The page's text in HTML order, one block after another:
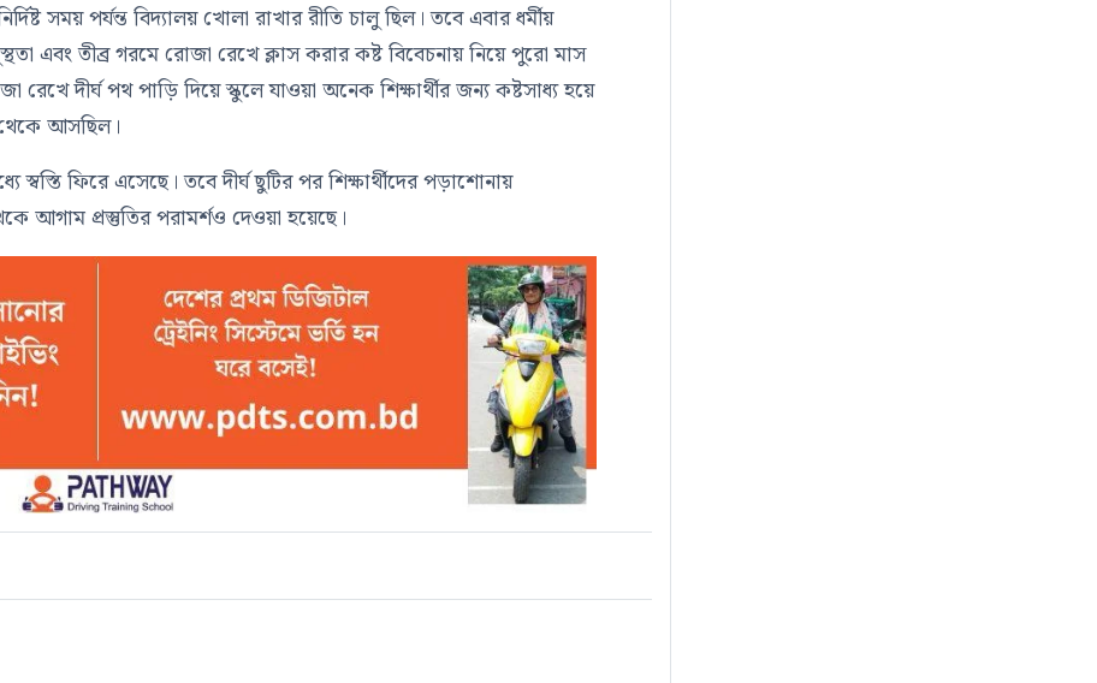
সময় পর্যন্ত বিদ্যালয় খোলা রাখার রীতি চালু ছিল। তবে এবার ধর্মীয়
এবং তীব্র গরমে রোজা রেখে ক্লাস করার কষ্ট বিবেচনায় নিয়ে পুরো মাস
রেখে দীর্ঘ পথ পাড়ি দিয়ে স্কুলে যাওয়া অনেক শিক্ষার্থীর জন্য কষ্টসাধ্য হয়ে
আসছিল।
স্বস্তি ফিরে এসেছে। তবে দীর্ঘ ছুটির পর শিক্ষার্থীদের পড়াশোনায়
আগাম প্রস্তুতির পরামর্শও দেওয়া হয়েছে।